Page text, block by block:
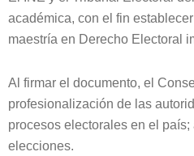
académica, con el fin
maestría en Derecho Electoral
Al firmar el documento, el
profesionalización de las
procesos electorales en el
elecciones.